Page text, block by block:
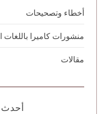
أخطاء وتصحيحات
منشورات كاميرا باللغات
مقالات
أحدث